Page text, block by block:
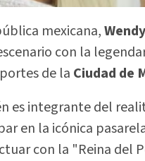
mexicana,
con la
de la Ciudad de
es integrante del
en la icónica
con la "Reina del